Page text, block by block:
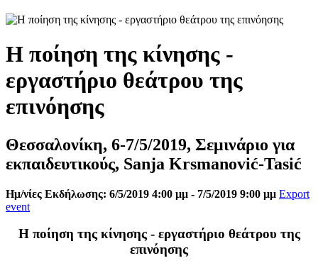
Η ποίηση της κίνησης -
εργαστήριο θεάτρου της
επινόησης
Θεσσαλονίκη, 6-7/5/2019, Σεμινάριο για
εκπαιδευτικούς, Sanja Krsmanović-Tasić
Ημ/νίες Εκδήλωσης: 6/5/2019 4:00 μμ - 7/5/2019 9:00 μμ Export
event
Η ποίηση της κίνησης - εργαστήριο θεάτρου της
επινόησης